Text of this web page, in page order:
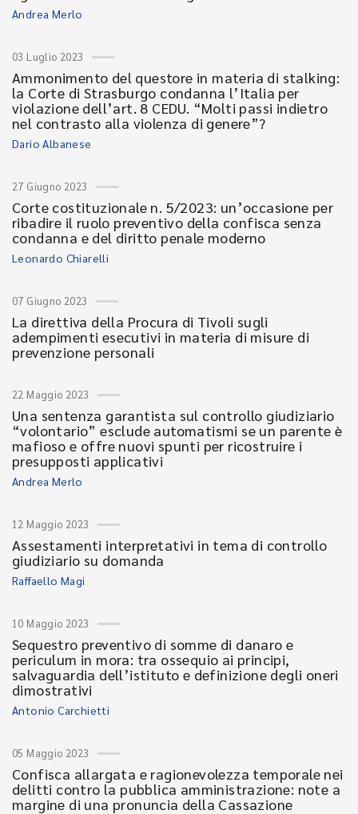
Andrea Merlo
03 Luglio 2023
Ammonimento del questore in materia di stalking:
la Corte di Strasburgo condanna l’Italia per
violazione dell’art. 8 CEDU. “Molti passi indietro
nel contrasto alla violenza di genere”?
Dario Albanese
27 Giugno 2023
Corte costituzionale n. 5/2023: un’occasione per
ribadire il ruolo preventivo della confisca senza
condanna e del diritto penale moderno
Leonardo Chiarelli
07 Giugno 2023
La direttiva della Procura di Tivoli sugli
adempimenti esecutivi in materia di misure di
prevenzione personali
22 Maggio 2023
Una sentenza garantista sul controllo giudiziario
“volontario” esclude automatismi se un parente è
mafioso e offre nuovi spunti per ricostruire i
presupposti applicativi
Andrea Merlo
12 Maggio 2023
Assestamenti interpretativi in tema di controllo
giudiziario su domanda
Raffaello Magi
10 Maggio 2023
Sequestro preventivo di somme di danaro e
periculum in mora: tra ossequio ai principi,
salvaguardia dell’istituto e definizione degli oneri
dimostrativi
Antonio Carchietti
05 Maggio 2023
Confisca allargata e ragionevolezza temporale nei
delitti contro la pubblica amministrazione: note a
margine di una pronuncia della Cassazione